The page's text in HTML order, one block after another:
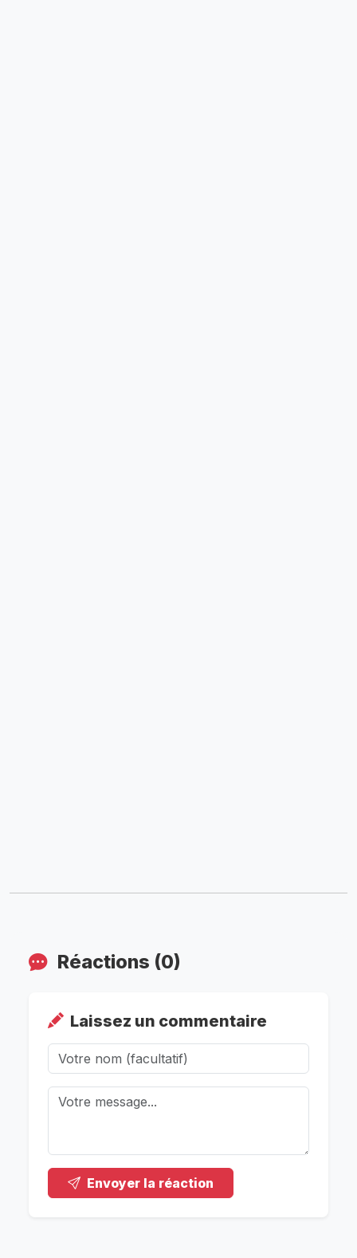
Réactions (0)
Laissez un commentaire
Envoyer la réaction